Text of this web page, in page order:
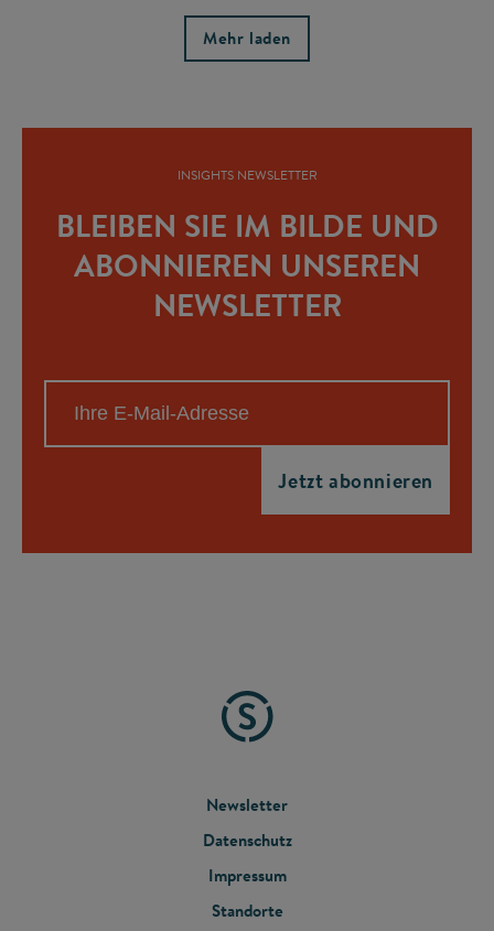
Mehr laden
INSIGHTS NEWSLETTER
BLEIBEN SIE IM BILDE UND
ABONNIEREN UNSEREN
NEWSLETTER
FOOTER
MENU
Newsletter
Datenschutz
Impressum
Standorte